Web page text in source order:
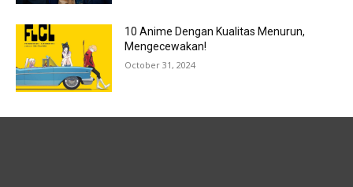
10 Anime Dengan Kualitas Menurun,
Mengecewakan!
October 31, 2024